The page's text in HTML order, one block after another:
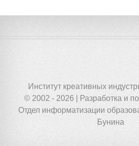
Институт креативных
© 2002 - 2026 | Разработка и
Отдел информатизации
Бунина